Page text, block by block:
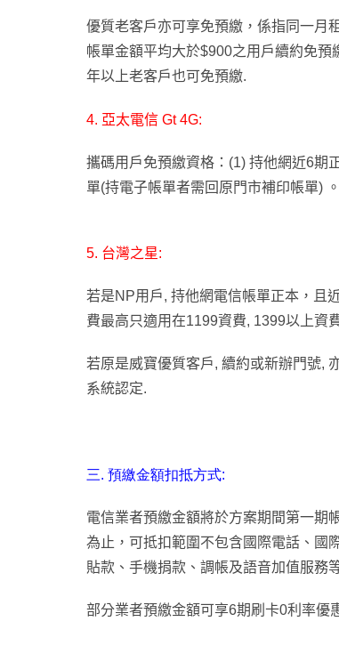
優質老客戶亦可享免預繳，係指同一月
帳單金額平均大於$900之用戶續約免預
年以上老客戶也可免預繳.
4. 亞太電信 Gt 4G:
攜碼用戶免預繳資格：(1) 持他網近6期
單(持電子帳單者需回原門市補印帳單) 。
5. 台灣之星:
若是NP用戶, 持他網電信帳單正本，且
費最高只適用在1199資費, 1399以上資
若原是威寶優質客戶, 續約或新辦門號,
系統認定.
三. 預繳金額扣抵方式:
電信業者預繳金額將於方案期間第一期
為止，可抵扣範圍不包含國際電話、國
貼款、手機捐款、調帳及語音加值服務
部分業者預繳金額可享6期刷卡0利率優